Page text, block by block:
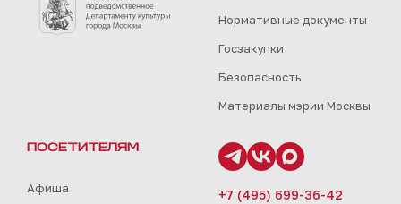
Нормативные документы
Госзакупки
Безопасность
Материалы мэрии Москвы
ПОСЕТИТЕЛЯМ
Афиша
+7 (495) 699-36-42